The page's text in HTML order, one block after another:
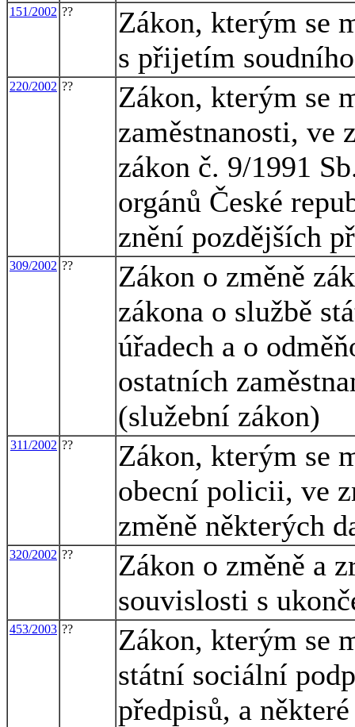
151/2002 ??
Zákon, kterým se
s přijetím
220/2002 ??
Zákon, kterým se
zaměstnanosti, ve
zákon č. 9/1991
orgánů České
znění pozdějších
309/2002 ??
Zákon o změně
zákona o službě
úřadech a o
ostatních
(služební zákon)
311/2002 ??
Zákon, kterým se
obecní policii, ve
změně některých
320/2002 ??
Zákon o změně a
souvislosti s
453/2003 ??
Zákon, kterým se
státní sociální
předpisů, a